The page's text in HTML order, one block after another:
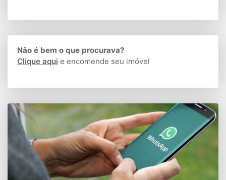
Não é bem o que procurava?
Clique aqui e encomende seu imóvel